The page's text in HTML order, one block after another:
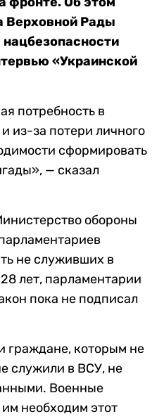
Верховной Рады
«Украинской
потребность в
из-за потери личного
сформировать
— сказал
обороны
не служивших в
лет, парламентарии
пока не подписал
граждане, которым не
служили в ВСУ, не
Военные
необходим этот